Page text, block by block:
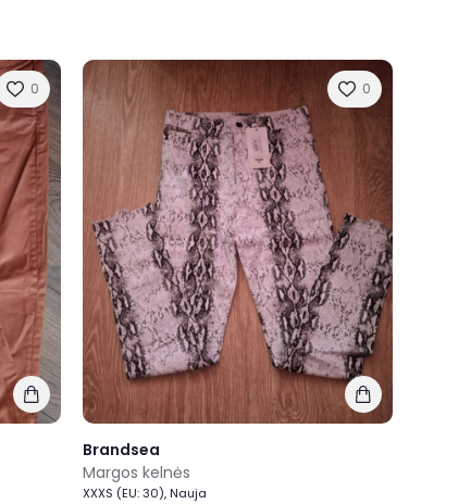
0 0
Brandsea
Margos kelnės
XXXS (EU: 30), Nauja